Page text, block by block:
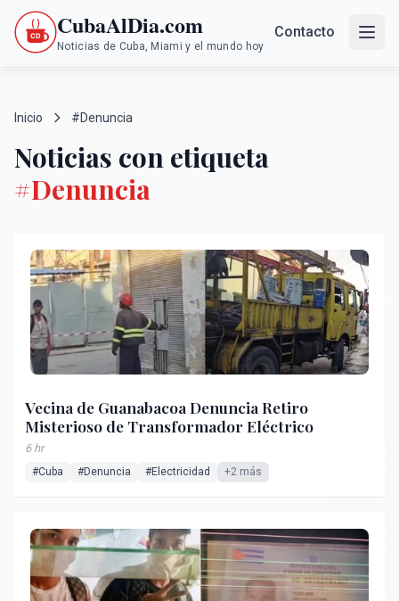
CubaAlDia.com
Noticias de Cuba, Miami y el mundo hoy
Contacto
Inicio #Denuncia
Noticias con etiqueta
#Denuncia
Vecina de Guanabacoa Denuncia Retiro
Misterioso de Transformador Eléctrico
6 hr
#Cuba #Denuncia #Electricidad +2 más